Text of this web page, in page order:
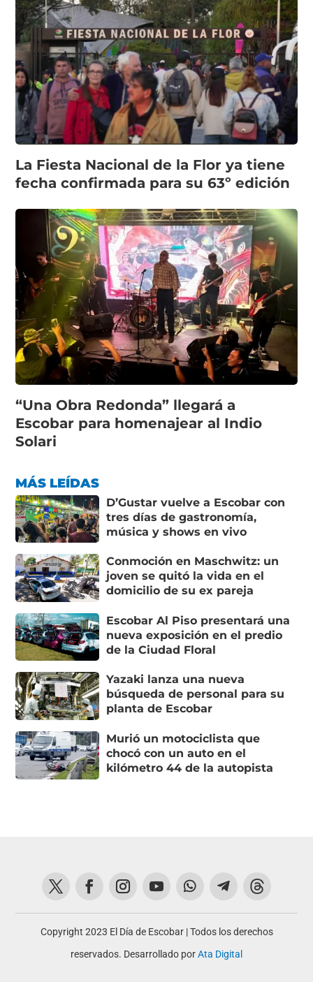
La Fiesta Nacional de la Flor ya tiene
fecha confirmada para su 63º edición
“Una Obra Redonda” llegará a
Escobar para homenajear al Indio
Solari
MÁS LEÍDAS
D’Gustar vuelve a Escobar con
tres días de gastronomía,
música y shows en vivo
Conmoción en Maschwitz: un
joven se quitó la vida en el
domicilio de su ex pareja
Escobar Al Piso presentará una
nueva exposición en el predio
de la Ciudad Floral
Yazaki lanza una nueva
búsqueda de personal para su
planta de Escobar
Murió un motociclista que
chocó con un auto en el
kilómetro 44 de la autopista
Copyright 2023 El Día de Escobar | Todos los derechos
reservados. Desarrollado porAta Digital